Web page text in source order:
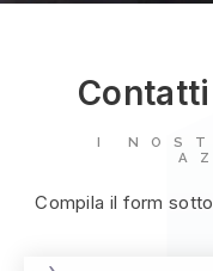
I
Compila il form